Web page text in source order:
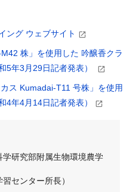
ング ウェブサイト
株」を使用した 吟醸香クラ
5年3月29日記者発表）
ス Kumadai-T11 号株」を使用
4年4月14日記者発表）
研究部附属生物環境農学
センター所長）